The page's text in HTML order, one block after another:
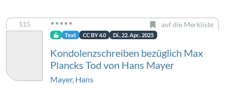
115 auf die Merkliste
Text CC BY 4.0 Di., 22. Apr.. 2025
Kondolenzschreiben bezüglich Max
Plancks Tod von Hans Mayer
Mayer, Hans